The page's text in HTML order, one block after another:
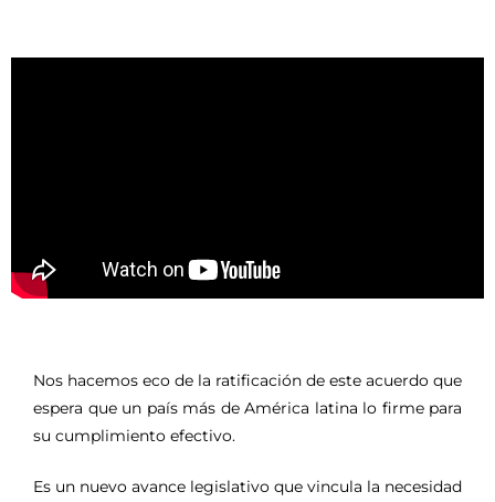
Nos hacemos eco de la ratificación de este acuerdo que
espera que un país más de América latina lo firme para
su cumplimiento efectivo.
Es un nuevo avance legislativo que vincula la necesidad